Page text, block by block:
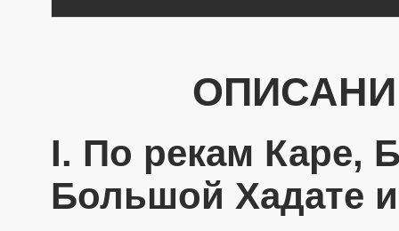
I. По рекам Каре,
Большой Хадате